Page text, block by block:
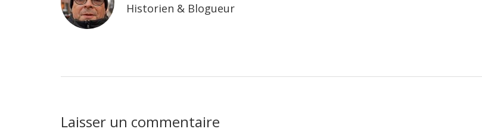
Historien & Blogueur
Interactions
Laisser un commentaire